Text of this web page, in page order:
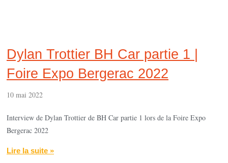
Dylan Trottier BH Car partie 1 |
Foire Expo Bergerac 2022
10 mai 2022
Interview de Dylan Trottier de BH Car partie 1 lors de la Foire Expo
Bergerac 2022
Lire la suite »